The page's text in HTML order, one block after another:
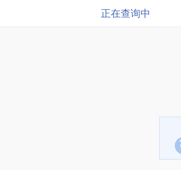
正在查询中